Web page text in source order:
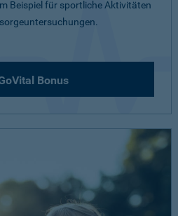
Beispiel für sportliche Aktivitäten
Bonus